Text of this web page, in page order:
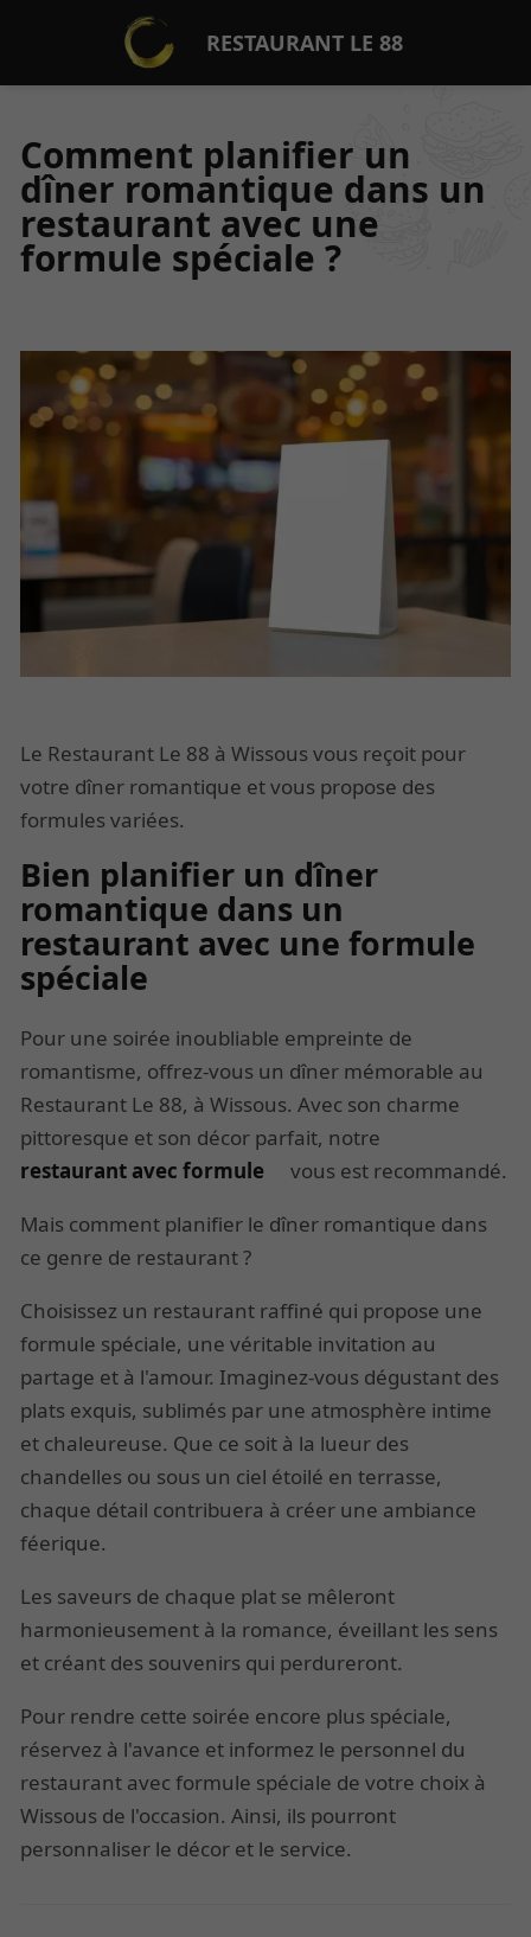
RESTAURANT LE 88
Comment planifier un
dîner romantique dans un
restaurant avec une
formule spéciale ?
Le Restaurant Le 88 à Wissous vous reçoit pour
votre dîner romantique et vous propose des
formules variées.
Bien planifier un dîner
romantique dans un
restaurant avec une formule
spéciale
Pour une soirée inoubliable empreinte de
romantisme, offrez-vous un dîner mémorable au
Restaurant Le 88, à Wissous. Avec son charme
pittoresque et son décor parfait, notre
restaurant avec formule
vous est recommandé.
Mais comment planifier le dîner romantique dans
ce genre de restaurant ?
Choisissez un restaurant raffiné qui propose une
formule spéciale, une véritable invitation au
partage et à l'amour. Imaginez-vous dégustant des
plats exquis, sublimés par une atmosphère intime
et chaleureuse. Que ce soit à la lueur des
chandelles ou sous un ciel étoilé en terrasse,
chaque détail contribuera à créer une ambiance
féerique.
Les saveurs de chaque plat se mêleront
harmonieusement à la romance, éveillant les sens
et créant des souvenirs qui perdureront.
Pour rendre cette soirée encore plus spéciale,
réservez à l'avance et informez le personnel du
restaurant avec formule spéciale de votre choix à
Wissous de l'occasion. Ainsi, ils pourront
personnaliser le décor et le service.